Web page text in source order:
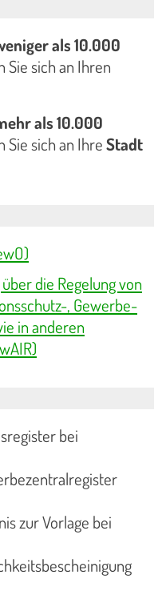
als 10.000
Sie sich an Ihren
als 10.000
Sie sich an IhreStadt
über die Regelung von
, Gewerbe-
in anderen
bei
zur Vorlage bei